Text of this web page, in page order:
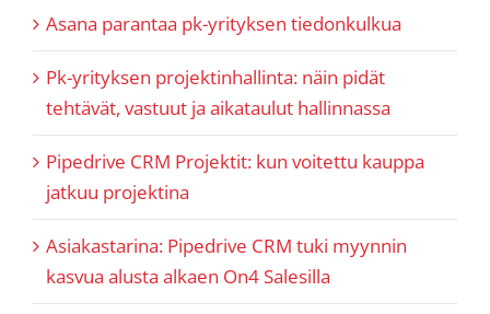
Asana parantaa pk-yrityksen tiedonkulkua
Pk-yrityksen projektinhallinta: näin pidät
tehtävät, vastuut ja aikataulut hallinnassa
Pipedrive CRM Projektit: kun voitettu kauppa
jatkuu projektina
Asiakastarina: Pipedrive CRM tuki myynnin
kasvua alusta alkaen On4 Salesilla